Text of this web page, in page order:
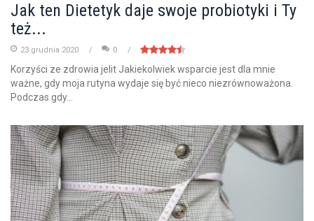
Jak ten Dietetyk daje swoje probiotyki i Ty
też...
23 grudnia 2020 0
Korzyści ze zdrowia jelit Jakiekolwiek wsparcie jest dla mnie
ważne, gdy moja rutyna wydaje się być nieco niezrównoważona.
Podczas gdy...